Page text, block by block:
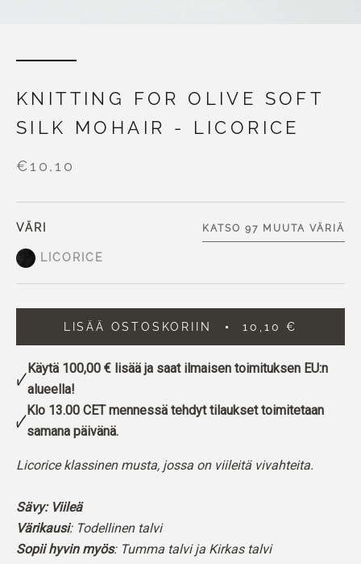
KNITTING FOR OLIVE SOFT
SILK MOHAIR - LICORICE
€10,10
VÄRI
LICORICE
KATSO 97 MUUTA VÄRIÄ
LISÄÄ OSTOSKORIIN 10,10 €
Käytä 100,00 € lisää ja saat ilmaisen toimituksen EU:n
alueella!
Klo 13.00 CET mennessä tehdyt tilaukset toimitetaan
samana päivänä.
Licorice klassinen musta, jossa on viileitä vivahteita.
Sävy: Viileä
Värikausi: Todellinen talvi
Sopii hyvin myös: Tumma talvi ja Kirkas talvi